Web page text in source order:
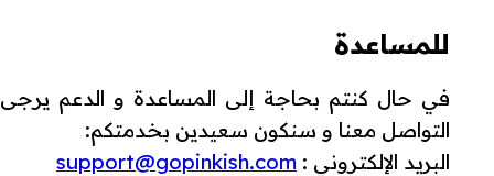
للمساعدة
في حال كنتم بحاجة إلى المساعدة و الدعم يرجى
التواصل معنا و سنكون سعيدين بخدمتكم:
البريد الإلكتروني : support@gopinkish.com